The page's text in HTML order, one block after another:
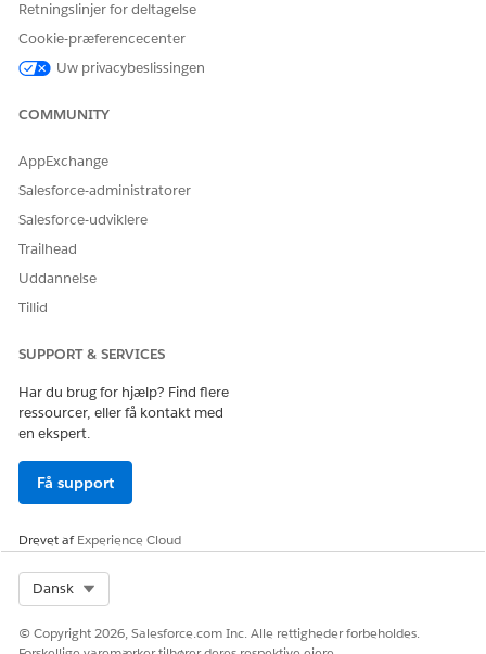
styrken til at forhandle foretrukne faktureringsbetingelser,
Retningslinjer for deltagelse
Cookie-præferencecenter
Uw privacybeslissingen
COMMUNITY
AppExchange
Salesforce-administratorer
Salesforce-udviklere
Trailhead
Uddannelse
Tillid
SUPPORT & SERVICES
Har du brug for hjælp? Find flere
ressourcer, eller få kontakt med
en ekspert.
Få support
Drevet afExperience Cloud
Dansk
© Copyright 2026, Salesforce.com Inc. Alle rettigheder forbeholdes.